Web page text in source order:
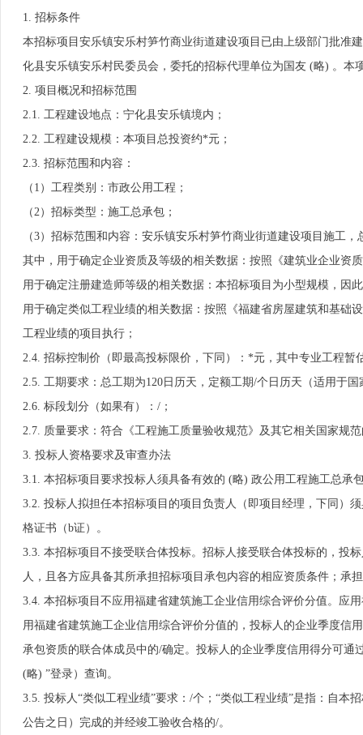
1. 招标条件
本招标项目安乐镇安乐村笋竹商业街道建设项目已由上级部门批准
化县安乐镇安乐村民委员会，委托的招标代理单位为国友 (略) 。
2. 项目概况和招标范围
2.1. 工程建设地点：宁化县安乐镇境内；
2.2. 工程建设规模：本项目总投资约*元；
2.3. 招标范围和内容：
（1）工程类别：市政公用工程；
（2）招标类型：施工总承包；
（3）招标范围和内容：安乐镇安乐村笋竹商业街道建设项目施工
其中，用于确定企业资质及等级的相关数据：按照《建筑业企业资
用于确定注册建造师等级的相关数据：本招标项目为小型规模，因
用于确定类似工程业绩的相关数据：按照《福建省房屋建筑和基础
工程业绩的项目执行；
2.4. 招标控制价（即最高投标限价，下同）：*元，其中专业工程暂
2.5. 工期要求：总工期为120日历天，定额工期/个日历天（适用于
2.6. 标段划分（如果有）：/；
2.7. 质量要求：符合《工程施工质量验收规范》及其它相关国家规
3. 投标人资格要求及审查办法
3.1. 本招标项目要求投标人须具备有效的 (略) 政公用工程施工总承
3.2. 投标人拟担任本招标项目的项目负责人（即项目经理，下同）
格证书（b证）。
3.3. 本招标项目不接受联合体投标。招标人接受联合体投标的，投
人，且各方应具备其所承担招标项目承包内容的相应资质条件；承
3.4. 本招标项目不应用福建省建筑施工企业信用综合评价分值。应
用福建省建筑施工企业信用综合评价分值的，投标人的企业季度信
承包资质的联合体成员中的/确定。投标人的企业季度信用得分可
(略) ”登录）查询。
3.5. 投标人“类似工程业绩”要求：/个；“类似工程业绩”是指：自
公告之日）完成的并经竣工验收合格的/。